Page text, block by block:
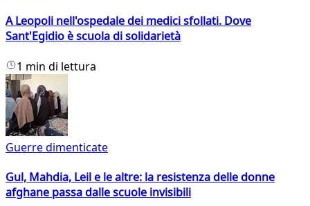
A Leopoli nell'ospedale dei medici sfollati. Dove
Sant'Egidio è scuola di solidarietà
1 min di lettura
Guerre dimenticate
Gul, Mahdia, Leil e le altre: la resistenza delle donne
afghane passa dalle scuole invisibili